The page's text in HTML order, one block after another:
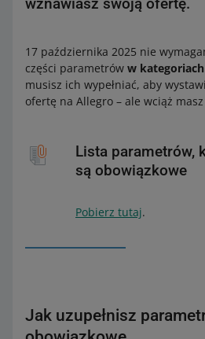
17 października 2025 nie
części parametrów w
musisz ich wypełniać, aby
ofertę na Allegro – ale wciąż
Lista parametrów,
są obowiązkowe
Pobierz tutaj.
Jak uzupełnisz